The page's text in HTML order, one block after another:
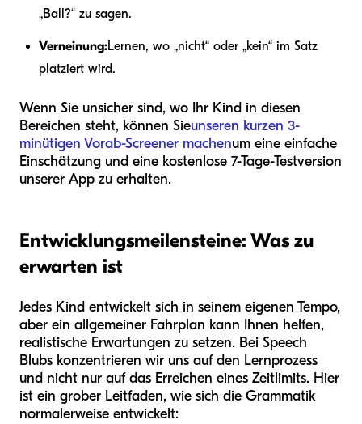
„Ball?“ zu sagen.
Verneinung:Lernen, wo „nicht“ oder „kein“ im Satz
platziert wird.
Wenn Sie unsicher sind, wo Ihr Kind in diesen
Bereichen steht, können Sieunseren kurzen 3-
minütigen Vorab-Screener machenum eine einfache
Einschätzung und eine kostenlose 7-Tage-Testversion
unserer App zu erhalten.
Entwicklungsmeilensteine: Was zu
erwarten ist
Jedes Kind entwickelt sich in seinem eigenen Tempo,
aber ein allgemeiner Fahrplan kann Ihnen helfen,
realistische Erwartungen zu setzen. Bei Speech
Blubs konzentrieren wir uns auf den Lernprozess
und nicht nur auf das Erreichen eines Zeitlimits. Hier
ist ein grober Leitfaden, wie sich die Grammatik
normalerweise entwickelt: